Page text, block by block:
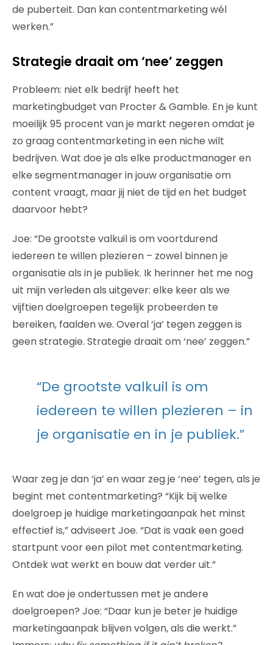
de puberteit. Dan kan contentmarketing wél
werken.”
Strategie draait om ‘nee’ zeggen
Probleem: niet elk bedrijf heeft het
marketingbudget van Procter & Gamble. En je kunt
moeilijk 95 procent van je markt negeren omdat je
zo graag contentmarketing in een niche wilt
bedrijven. Wat doe je als elke productmanager en
elke segmentmanager in jouw organisatie om
content vraagt, maar jij niet de tijd en het budget
daarvoor hebt?
Joe: “De grootste valkuil is om voortdurend
iedereen te willen plezieren – zowel binnen je
organisatie als in je publiek. Ik herinner het me nog
uit mijn verleden als uitgever: elke keer als we
vijftien doelgroepen tegelijk probeerden te
bereiken, faalden we. Overal ‘ja’ tegen zeggen is
geen strategie. Strategie draait om ‘nee’ zeggen.”
“De grootste valkuil is om
iedereen te willen plezieren – in
je organisatie en in je publiek.”
Waar zeg je dan ‘ja’ en waar zeg je ‘nee’ tegen, als je
begint met contentmarketing? “Kijk bij welke
doelgroep je huidige marketingaanpak het minst
effectief is,” adviseert Joe. “Dat is vaak een goed
startpunt voor een pilot met contentmarketing.
Ontdek wat werkt en bouw dat verder uit.”
En wat doe je ondertussen met je andere
doelgroepen? Joe: “Daar kun je beter je huidige
marketingaanpak blijven volgen, als die werkt.”